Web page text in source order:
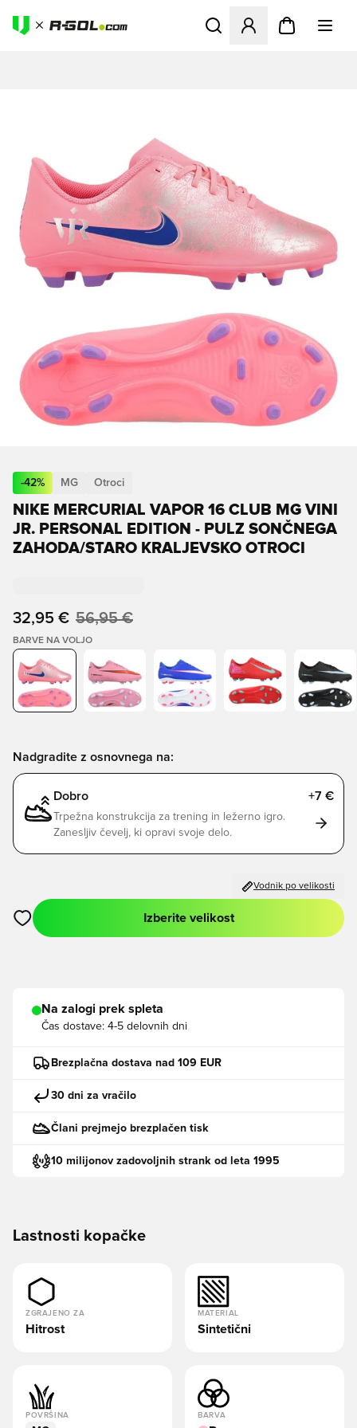
Odpre Modal za prijavo ali
-42% MG Otroci
NIKE MERCURIAL VAPOR 16 CLUB MG VINI
JR. PERSONAL EDITION - PULZ SONČNEGA
ZAHODA/STARO KRALJEVSKO OTROCI
32,95 € 56,95 €
BARVE NA VOLJO
Nadgradite z osnovnega na:
Dobro +7 €
Trpežna konstrukcija za trening in ležerno igro.
Zanesljiv čevelj, ki opravi svoje delo.
Vodnik po velikosti
Odpre Modal za prijavo ali vpis kot član
Izberite velikost
Na zalogi prek spleta
Čas dostave: 4-5 delovnih dni
Brezplačna dostava nad 109 EUR
30 dni za vračilo
Člani prejmejo brezplačen tisk
10 milijonov zadovoljnih strank od leta 1995
Lastnosti kopačke
ZGRAJENO ZA
Hitrost
MATERIAL
Sintetični
POVRŠINA BARVA